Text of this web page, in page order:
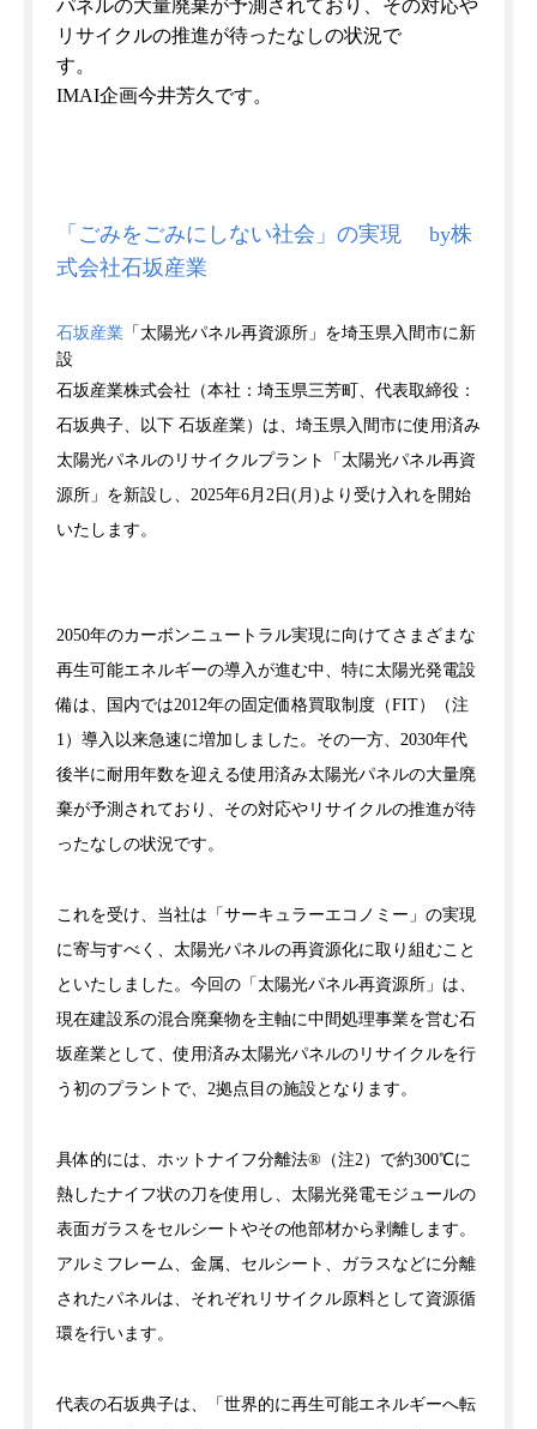
パネルの大量廃棄が予測されており、その対応や
リサイクルの推進が待ったなしの状況で
す
IMAI企画今井芳久です。
「ごみをごみにしない社会」の実現 by株
式会社石坂産業
石坂産業 「太陽光パネル再資源所」を埼玉県入間市に新
設
石坂産業株式会社（本社：埼玉県三芳町、代表取締役：
石坂典子、以下 石坂産業）は、埼玉県入間市に使用済み
太陽光パネルのリサイクルプラント「太陽光パネル再資
源所」を新設し、2025年6月2日(月)より受け入れを開始
いたします。
2050年のカーボンニュートラル実現に向けてさまざまな
再生可能エネルギーの導入が進む中、特に太陽光発電設
備は、国内では2012年の固定価格買取制度（FIT）（注
1）導入以来急速に増加しました。その一方、2030年代
後半に耐用年数を迎える使用済み太陽光パネルの大量廃
棄が予測されており、その対応やリサイクルの推進が待
ったなしの状況です。
これを受け、当社は「サーキュラーエコノミー」の実現
に寄与すべく、太陽光パネルの再資源化に取り組むこと
といたしました。今回の「太陽光パネル再資源所」は、
現在建設系の混合廃棄物を主軸に中間処理事業を営む石
坂産業として、使用済み太陽光パネルのリサイクルを行
う初のプラントで、2拠点目の施設となります。
具体的には、ホットナイフ分離法®（注2）で約300℃に
熱したナイフ状の刀を使用し、太陽光発電モジュールの
表面ガラスをセルシートやその他部材から剥離します。
アルミフレーム、金属、セルシート、ガラスなどに分離
されたパネルは、それぞれリサイクル原料として資源循
環を行います。
代表の石坂典子は、「世界的に再生可能エネルギーへ転